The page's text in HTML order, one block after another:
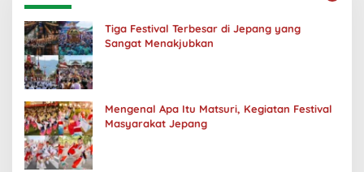
Tiga Festival Terbesar di Jepang yang
Sangat Menakjubkan
Mengenal Apa Itu Matsuri, Kegiatan Festival
Masyarakat Jepang